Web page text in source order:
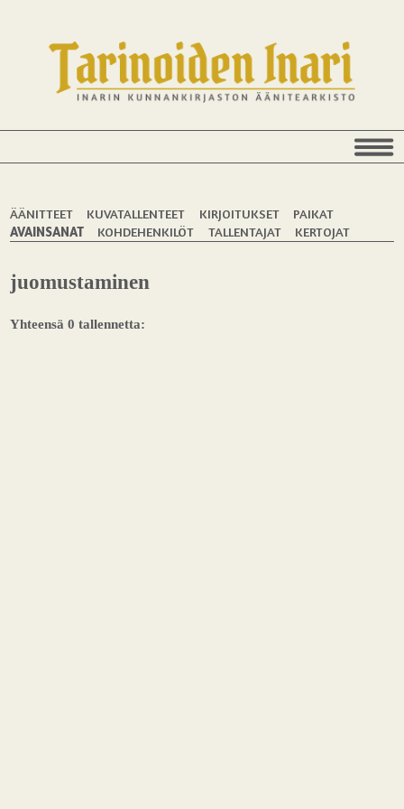
ÄÄNITTEET KUVATALLENTEET KIRJOITUKSET
PAIKAT
AVAINSANAT
KOHDEHENKILÖT TALLENTAJAT KERTOJAT
juomustaminen
Yhteensä 0 tallennetta: